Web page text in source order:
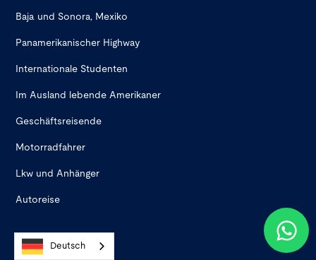
Baja und Sonora, Mexiko
Panamerikanischer Highway
Internationale Studenten
Im Ausland lebende Amerikaner
Geschäftsreisende
Motorradfahrer
Lkw und Anhänger
Autoreise
AdresseDeutsch